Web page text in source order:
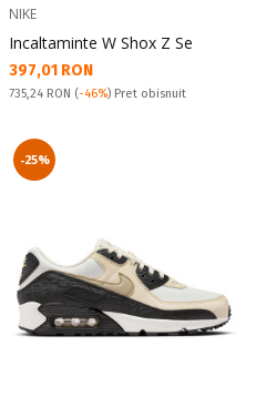
NIKE
Incaltaminte W Shox Z Se
Текуща цена:
397,01 RON
Pret obisnuit:
735,24 RON (-46%) Pret obisnuit
-25%